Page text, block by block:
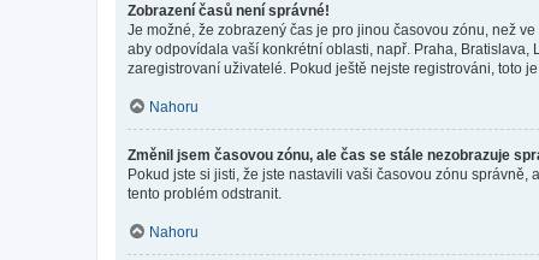
Zobrazení časů není správné!
Je možné, že zobrazený čas je pro jinou časovou zónu, než
aby odpovídala vaší konkrétní oblasti, např. Praha, Bratislava,
zaregistrovaní uživatelé. Pokud ještě nejste registrováni, toto
Nahoru
Změnil jsem časovou zónu, ale čas se stále nezobrazuje
Pokud jste si jisti, že jste nastavili vaši časovou zónu
tento problém odstranit.
Nahoru